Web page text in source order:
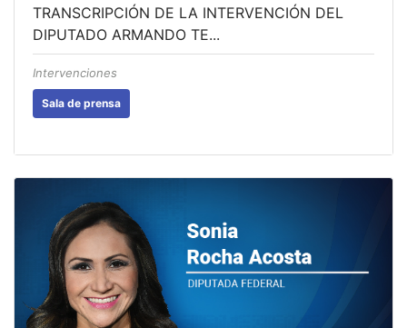
TRANSCRIPCIÓN DE LA INTERVENCIÓN DEL
DIPUTADO ARMANDO TE...
Intervenciones
Sala de prensa